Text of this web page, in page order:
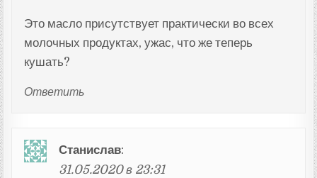
Это масло присутствует практически во всех
молочных продуктах, ужас, что же теперь
кушать?
Ответить
Станислав:
31.05.2020 в 23:31